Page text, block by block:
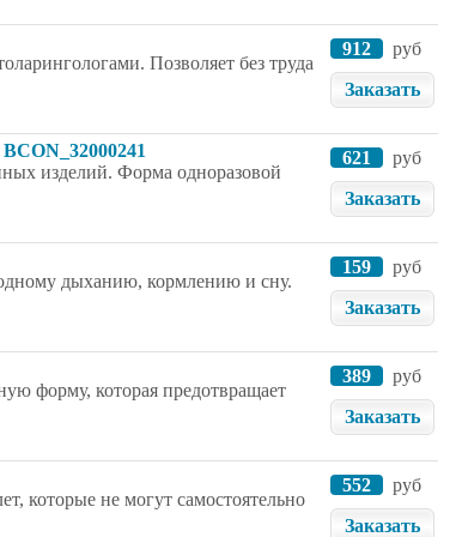
Позволяет без труда
912
руб
Заказать
изделий. Форма одноразовой
621
руб
Заказать
дыханию, кормлению и сну.
159
руб
Заказать
форму, которая предотвращает
389
руб
Заказать
которые не могут самостоятельно
552
руб
Заказать